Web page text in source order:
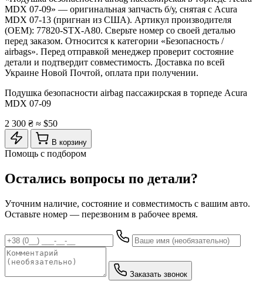
MDX 07-09» — оригинальная запчасть б/у, снятая с Acura
MDX 07-13 (пригнан из США). Артикул производителя
(OEM): 77820-STX-A80. Сверьте номер со своей деталью
перед заказом. Относится к категории «Безопасность /
airbags». Перед отправкой менеджер проверит состояние
детали и подтвердит совместимость. Доставка по всей
Украине Новой Почтой, оплата при получении.
Подушка безопасности airbag пассажирская в торпеде Acura
MDX 07-09
2 300 ₴ ≈ $50
В корзину
Помощь с подбором
Остались вопросы по детали?
Уточним наличие, состояние и совместимость с вашим авто.
Оставьте номер — перезвоним в рабочее время.
Заказать звонок